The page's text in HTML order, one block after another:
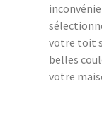
votre toit
belles
votre